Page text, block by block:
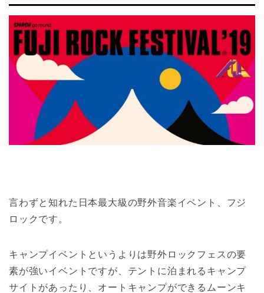
言わずと知れた日本最大級の野外音楽イベント、フジ
ロックです。
キャンプイベントというよりは野外ロックフェスの要
素が強いイベントですが、テントに泊まれるキャンプ
サイトがあったり、オートキャンプができるムーンキ